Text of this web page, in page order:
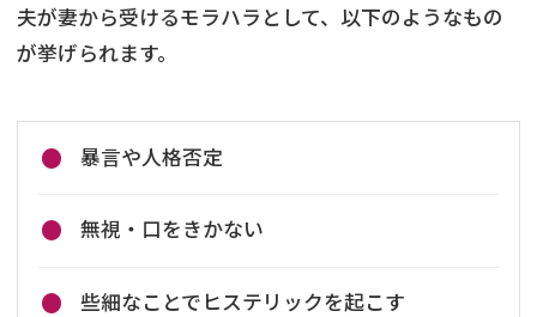
夫が妻から受けるモラハラとして、以下のようなもの
が挙げられます。
暴言や人格否定
無視・口をきかない
些細なことでヒステリックを起こす